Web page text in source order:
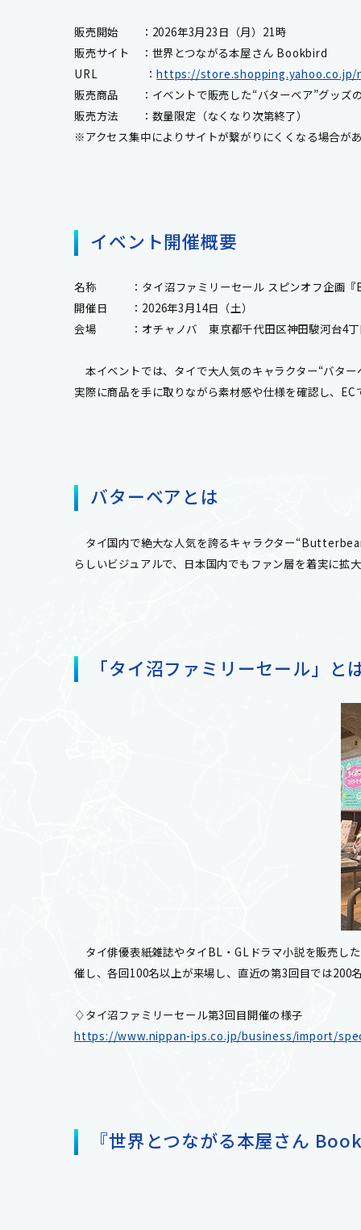
販売開始 ：2026年3月23日（月）21時
販売サイト ：世界とつながる本屋さん Bookbird
URL ：https://store.shopping.yahoo.co.jp/
販売商品 ：イベントで販売した“バターベア”グッズ
販売方法 ：数量限定（なくなり次第終了）
※アクセス集中によりサイトが繋がりにくくなる場合が
イベント開催概要
名称 ：タイ沼ファミリーセール スピンオフ企画
開催日 ：2026年3月14日（土）
会場 ：オチャノバ 東京都千代田区神田駿河台4丁
本イベントでは、タイで大人気のキャラクター“バタ
実際に商品を手に取りながら素材感や仕様を確認し、
バターベアとは
タイ国内で絶大な人気を誇るキャラクター
らしいビジュアルで、日本国内でもファン層を着実に拡
「タイ沼ファミリーセール」と
タイ俳優表紙雑誌やタイBL・GLドラマ小説を販売し
催し、各回100名以上が来場し、直近の第3回目では200
♢タイ沼ファミリーセール第3回目開催の様子
https://www.nippan-ips.co.jp/business/import/
『世界とつながる本屋さん